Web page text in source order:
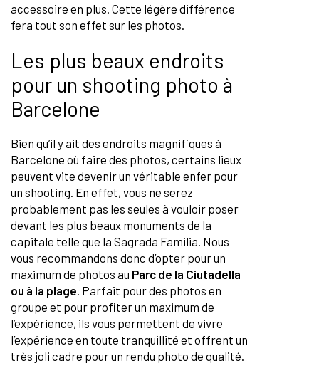
accessoire en plus. Cette légère différence
fera tout son effet sur les photos.
Les plus beaux endroits
pour un shooting photo à
Barcelone
Bien qu’il y ait des endroits magnifiques à
Barcelone où faire des photos, certains lieux
peuvent vite devenir un véritable enfer pour
un shooting. En effet, vous ne serez
probablement pas les seules à vouloir poser
devant les plus beaux monuments de la
capitale telle que la Sagrada Familia. Nous
vous recommandons donc d’opter pour un
maximum de photos au Parc de la Ciutadella
ou à la plage . Parfait pour des photos en
groupe et pour profiter un maximum de
l’expérience, ils vous permettent de vivre
l’expérience en toute tranquillité et offrent un
très joli cadre pour un rendu photo de qualité.